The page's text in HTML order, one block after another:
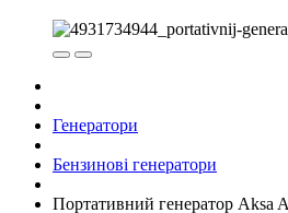
Генератори
Бензинові генератори
Портативний генератор Aksa